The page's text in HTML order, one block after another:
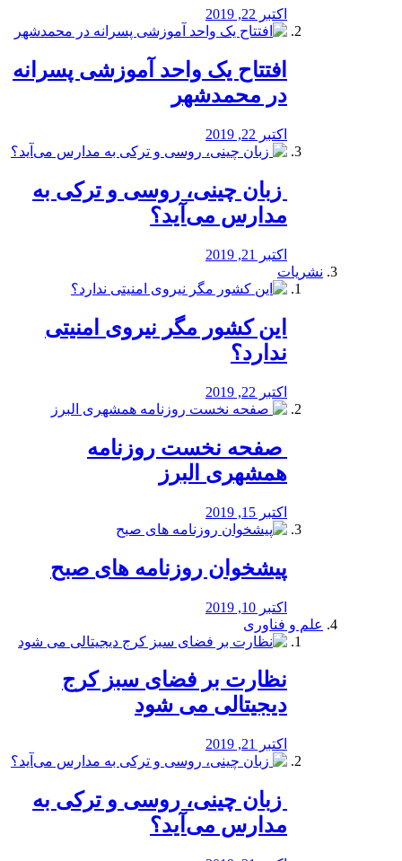
اکتبر 22, 2019
افتتاح یک واحد آموزشی پسرانه
در محمدشهر
اکتبر 22, 2019
️ زبان چینی، روسی و ترکی به
مدارس می‌آید؟
اکتبر 21, 2019
نشریات
این کشور مگر نیروی امنیتی
ندارد؟
اکتبر 22, 2019
️ صفحه نخست روزنامه‌
همشهری البرز
اکتبر 15, 2019
پیشخوان روزنامه های صبح
اکتبر 10, 2019
علم و فناوری
نظارت بر فضای سبز کرج
دیجیتالی می شود
اکتبر 21, 2019
️ زبان چینی، روسی و ترکی به
مدارس می‌آید؟